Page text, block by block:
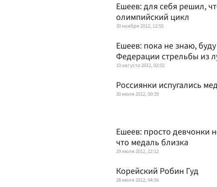
Ешеев: для себя решил,
олимпийский цикл
30 ноября 2012, 12:55
Ешеев: пока не знаю,
Федерации стрельбы из
10 августа 2012, 02:02
Россиянки испугались
30 июля 2012, 00:39
Ешеев: просто девчонки
что медаль близка
29 июля 2012, 22:12
Корейский Робин Гуд
28 июля 2012, 04:56